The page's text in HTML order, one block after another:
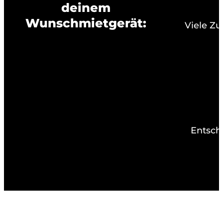
deinem
Wunschmietgerät:
Viele